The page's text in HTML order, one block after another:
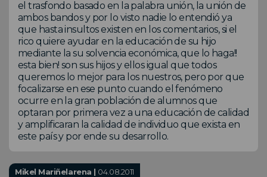
el trasfondo basado en la palabra unión, la unión de
ambos bandos y por lo visto nadie lo entendió ya
que hasta insultos existen en los comentarios, si el
rico quiere ayudar en la educación de su hijo
mediante la su solvencia económica, que lo haga!!
esta bien! son sus hijos y ellos igual que todos
queremos lo mejor para los nuestros, pero por que
focalizarse en ese punto cuando el fenómeno
ocurre en la gran población de alumnos que
optaran por primera vez a una educación de calidad
y amplificaran la calidad de individuo que exista en
este país y por ende su desarrollo.
Mikel Mariñelarena | 04.08.2011